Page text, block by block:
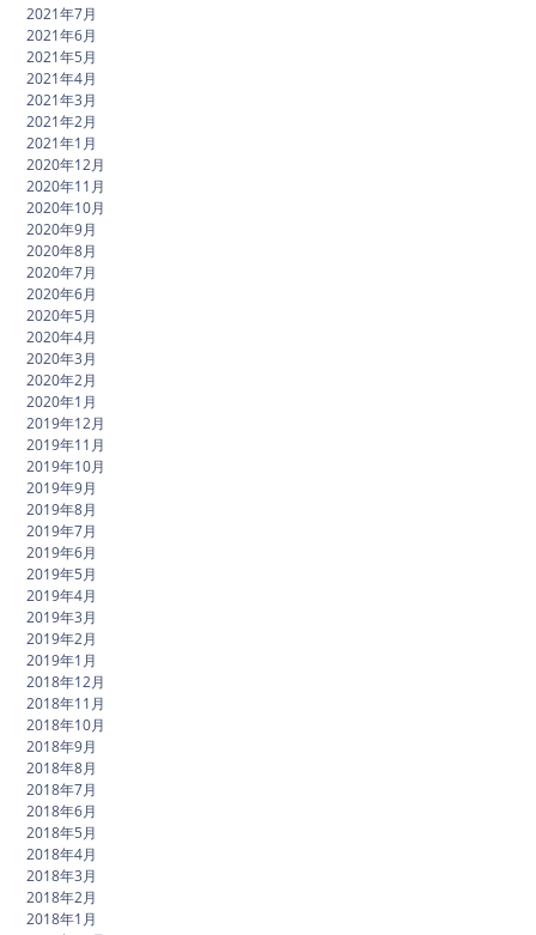
2021年7月
2021年6月
2021年5月
2021年4月
2021年3月
2021年2月
2021年1月
2020年12月
2020年11月
2020年10月
2020年9月
2020年8月
2020年7月
2020年6月
2020年5月
2020年4月
2020年3月
2020年2月
2020年1月
2019年12月
2019年11月
2019年10月
2019年9月
2019年8月
2019年7月
2019年6月
2019年5月
2019年4月
2019年3月
2019年2月
2019年1月
2018年12月
2018年11月
2018年10月
2018年9月
2018年8月
2018年7月
2018年6月
2018年5月
2018年4月
2018年3月
2018年2月
2018年1月